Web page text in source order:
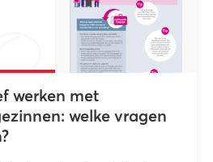
werken met
welke vragen